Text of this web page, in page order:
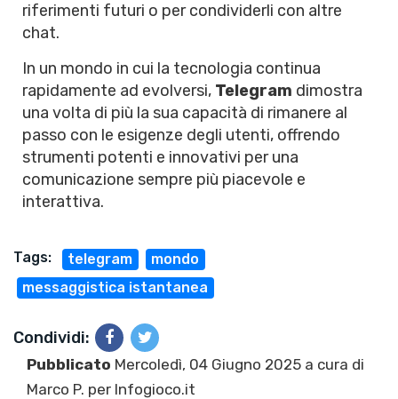
riferimenti futuri o per condividerli con altre
chat.
In un mondo in cui la tecnologia continua
rapidamente ad evolversi, Telegram dimostra
una volta di più la sua capacità di rimanere al
passo con le esigenze degli utenti, offrendo
strumenti potenti e innovativi per una
comunicazione sempre più piacevole e
interattiva.
Tags: telegram
mondo
messaggistica istantanea
Condividi:
Pubblicato Mercoledì, 04 Giugno 2025 a cura di
Marco P. per Infogioco.it